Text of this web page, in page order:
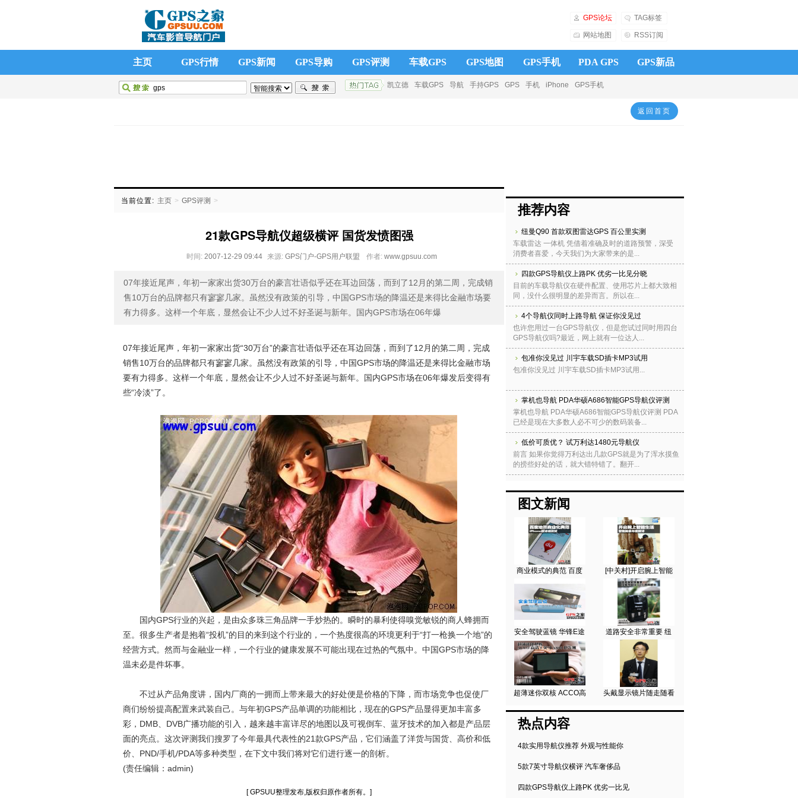
GPS论坛 TAG标签
网站地图 RSS订阅
主页 GPS行情 GPS新闻 GPS导购 GPS评测 车载GPS GPS地图 GPS手机 PDA GPS GPS新品
GPS应用 GPS厂商 手持GPS GPS学院 征服者电子狗 凯立德 先知电子狗 导航仪
凯立德 车载GPS 导航 手持GPS GPS 手机 iPhone GPS手机
返回首页
当前位置: 主页 > GPS评测 >
21款GPS导航仪超级横评 国货发愤图强
时间: 2007-12-29 09:44 来源: GPS门户-GPS用户联盟 作者: www.gpsuu.com
07年接近尾声，年初一家家出货30万台的豪言壮语似乎还在耳边回荡，而到了12月的第二周，完成销
售10万台的品牌都只有寥寥几家。虽然没有政策的引导，中国GPS市场的降温还是来得比金融市场要
有力得多。这样一个年底，显然会让不少人过不好圣诞与新年。国内GPS市场在06年爆
07年接近尾声，年初一家家出货“30万台”的豪言壮语似乎还在耳边回荡，而到了12月的第二周，完成
销售10万台的品牌都只有寥寥几家。虽然没有政策的引导，中国GPS市场的降温还是来得比金融市场
要有力得多。这样一个年底，显然会让不少人过不好圣诞与新年。国内GPS市场在06年爆发后变得有
些“冷淡”了。
国内GPS行业的兴起，是由众多珠三角品牌一手炒热的。瞬时的暴利使得嗅觉敏锐的商人蜂拥而
至。很多生产者是抱着“投机”的目的来到这个行业的，一个热度很高的环境更利于“打一枪换一个地”的
经营方式。然而与金融业一样，一个行业的健康发展不可能出现在过热的气氛中。中国GPS市场的降
温未必是件坏事。
不过从产品角度讲，国内厂商的一拥而上带来最大的好处便是价格的下降，而市场竞争也促使厂
商们纷纷提高配置来武装自己。与年初GPS产品单调的功能相比，现在的GPS产品显得更加丰富多
彩，DMB、DVB广播功能的引入，越来越丰富详尽的地图以及可视倒车、蓝牙技术的加入都是产品层
面的亮点。这次评测我们搜罗了今年最具代表性的21款GPS产品，它们涵盖了洋货与国货、高价和低
价、PND/手机/PDA等多种类型，在下文中我们将对它们进行逐一的剖析。
(责任编辑：admin)
[ GPSUU整理发布,版权归原作者所有。]
推荐内容
纽曼Q90 首款双图雷达GPS 百公里实测
车载雷达 一体机 凭借着准确及时的道路预警，深受
消费者喜爱，今天我们为大家带来的是...
四款GPS导航仪上路PK 优劣一比见分晓
目前的车载导航仪在硬件配置、使用芯片上都大致相
同，没什么很明显的差异而言。所以在...
4个导航仪同时上路导航 保证你没见过
也许您用过一台GPS导航仪，但是您试过同时用四台
GPS导航仪吗?最近，网上就有一位达人...
包准你没见过 川宇车载SD插卡MP3试用
包准你没见过 川宇车载SD插卡MP3试用...
掌机也导航 PDA华硕A686智能GPS导航仪评测
掌机也导航 PDA华硕A686智能GPS导航仪评测 PDA
已经是现在大多数人必不可少的数码装备...
低价可质优？ 试万利达1480元导航仪
前言 如果你觉得万利达出几款GPS就是为了浑水摸鱼
的捞些好处的话，就大错特错了。翻开...
图文新闻
商业模式的典范 百度 [中关村]开启腕上智能
安全驾驶蓝镜 华锋E途 道路安全非常重要 纽
超薄迷你双核 ACCO高 头戴显示镜片随走随看
热点内容
4款实用导航仪推荐 外观与性能你
5款7英寸导航仪横评 汽车奢侈品
四款GPS导航仪上路PK 优劣一比见